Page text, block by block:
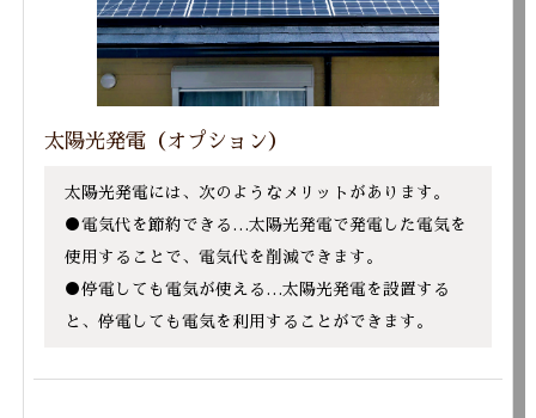
太陽光発電（オプション）
太陽光発電には、次のようなメリットがあります。
●電気代を節約できる…太陽光発電で発電した電気を
使用することで、電気代を削減できます。
●停電しても電気が使える…太陽光発電を設置する
と、停電しても電気を利用することができます。